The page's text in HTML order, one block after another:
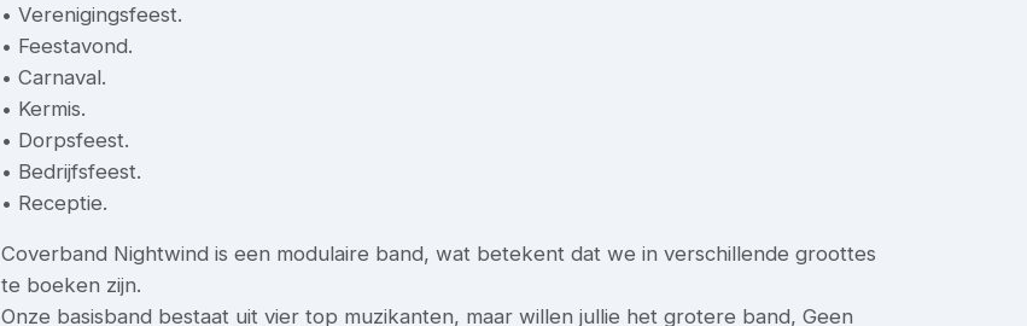
• Verenigingsfeest.
• Feestavond.
• Carnaval.
• Kermis.
• Dorpsfeest.
• Bedrijfsfeest.
• Receptie.
Coverband Nightwind is een modulaire band, wat betekent dat we in verschillende groottes
te boeken zijn.
Onze basisband bestaat uit vier top muzikanten, maar willen jullie het grotere band, Geen